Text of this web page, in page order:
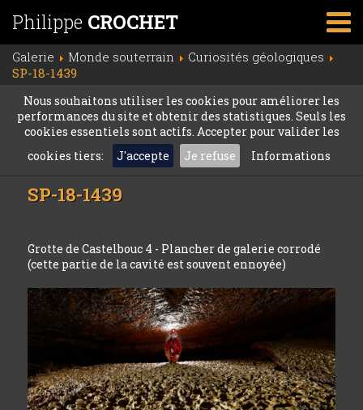
Philippe CROCHET
Galerie Monde souterrain
Curiosités géologiques
SP-18-1439
Nous souhaitons utiliser les cookies pour améliorer les
performances du site et obtenir des statistiques. Seuls les
cookies essentiels sont actifs. Accepter pour valider les
cookies tiers:
J'accepte Je refuse Informations
SP-18-1439
Grotte de Castelbouc 4 - Plancher de galerie corrodé
(cette partie de la cavité est souvent ennoyée)